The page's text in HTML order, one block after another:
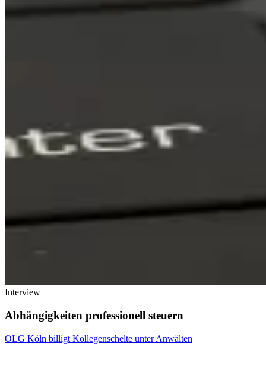
Interview
Abhängigkeiten professionell steuern
OLG Köln billigt Kollegenschelte unter Anwälten